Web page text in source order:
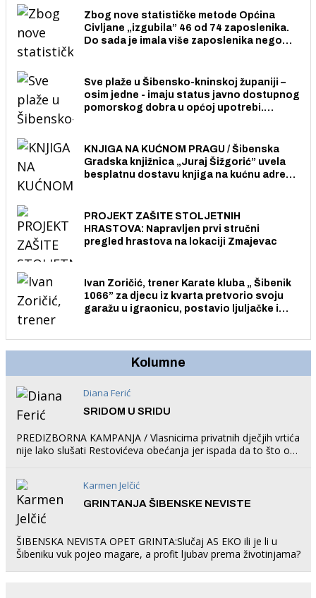
Zbog nove statističke metode Općina
Civljane „izgubila” 46 od 74 zaposlenika.
Do sada je imala više zaposlenika nego
Sve plaže u Šibensko-kninskoj županiji –
osim jedne - imaju status javno dostupnog
pomorskog dobra u općoj upotrebi.
KNJIGA NA KUĆNOM PRAGU / Šibenska
Gradska knjižnica „Juraj Šižgorić” uvela
besplatnu dostavu knjiga na kućnu adresu
PROJEKT ZAŠITE STOLJETNIH
HRASTOVA: Napravljen prvi stručni
pregled hrastova na lokaciji Zmajevac
Ivan Zoričić, trener Karate kluba „ Šibenik
1066” za djecu iz kvarta pretvorio svoju
garažu u igraonicu, postavio ljuljačke i
Kolumne
Diana Ferić
SRIDOM U SRIDU
PREDIZBORNA KAMPANJA / Vlasnicima privatnih dječjih vrtića
nije lako slušati Restovićeva obećanja jer ispada da to što oni
Karmen Jelčić
GRINTANJA ŠIBENSKE NEVISTE
ŠIBENSKA NEVISTA OPET GRINTA:Slučaj AS EKO ili je li u
Šibeniku vuk pojeo magare, a profit ljubav prema životinjama?